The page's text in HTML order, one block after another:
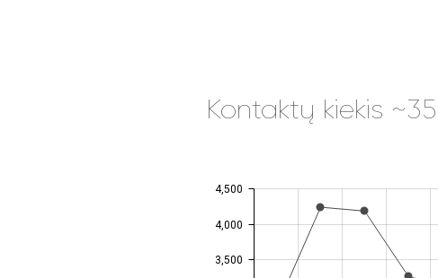
Kontaktų kiekis
3,500
4,000
4,500
JS chart by amCharts